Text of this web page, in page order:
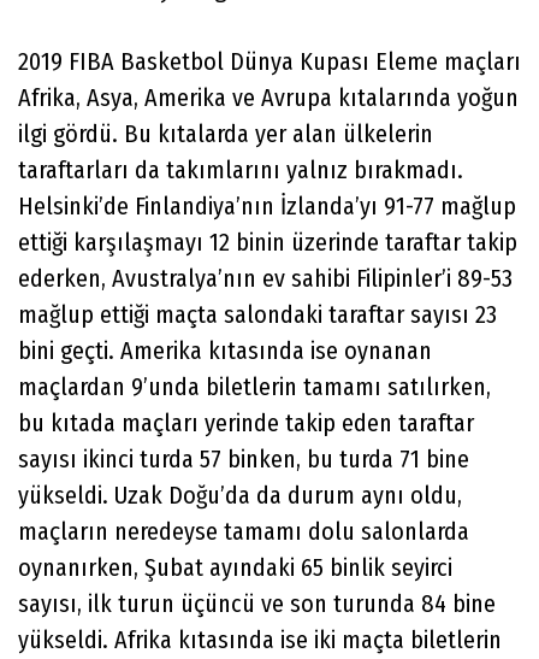
2019 FIBA Basketbol Dünya Kupası Eleme maçları
Afrika, Asya, Amerika ve Avrupa kıtalarında yoğun
ilgi gördü. Bu kıtalarda yer alan ülkelerin
taraftarları da takımlarını yalnız bırakmadı.
Helsinki’de Finlandiya’nın İzlanda’yı 91-77 mağlup
ettiği karşılaşmayı 12 binin üzerinde taraftar takip
ederken, Avustralya’nın ev sahibi Filipinler’i 89-53
mağlup ettiği maçta salondaki taraftar sayısı 23
bini geçti. Amerika kıtasında ise oynanan
maçlardan 9’unda biletlerin tamamı satılırken,
bu kıtada maçları yerinde takip eden taraftar
sayısı ikinci turda 57 binken, bu turda 71 bine
yükseldi. Uzak Doğu’da da durum aynı oldu,
maçların neredeyse tamamı dolu salonlarda
oynanırken, Şubat ayındaki 65 binlik seyirci
sayısı, ilk turun üçüncü ve son turunda 84 bine
yükseldi. Afrika kıtasında ise iki maçta biletlerin